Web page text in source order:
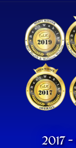
2017 -